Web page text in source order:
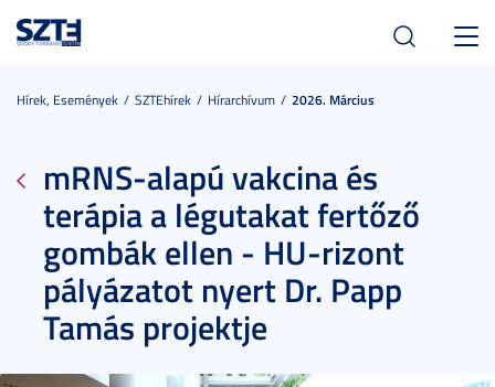
Hírek, Események SZTEhírek Hírarchívum 2026. Március
mRNS-alapú vakcina és
terápia a légutakat fertőző
gombák ellen - HU-rizont
pályázatot nyert Dr. Papp
Tamás projektje